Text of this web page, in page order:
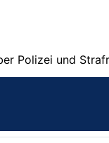
Polizei und